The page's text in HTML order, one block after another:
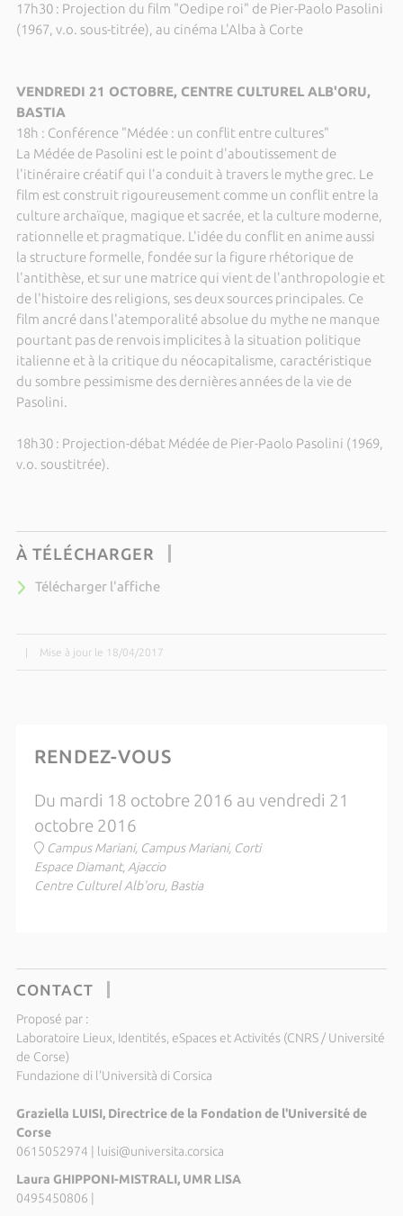
17h30 : Projection du film "Oedipe roi" de Pier-Paolo Pasolini
(1967, v.o. sous-titrée), au cinéma L'Alba à Corte
VENDREDI 21 OCTOBRE, CENTRE CULTUREL ALB'ORU,
BASTIA
18h : Conférence "Médée : un conflit entre cultures"
La Médée de Pasolini est le point d'aboutissement de
l'itinéraire créatif qui l'a conduit à travers le mythe grec. Le
film est construit rigoureusement comme un conflit entre la
culture archaïque, magique et sacrée, et la culture moderne,
rationnelle et pragmatique. L'idée du conflit en anime aussi
la structure formelle, fondée sur la figure rhétorique de
l'antithèse, et sur une matrice qui vient de l'anthropologie et
de l'histoire des religions, ses deux sources principales. Ce
film ancré dans l'atemporalité absolue du mythe ne manque
pourtant pas de renvois implicites à la situation politique
italienne et à la critique du néocapitalisme, caractéristique
du sombre pessimisme des dernières années de la vie de
Pasolini.
18h30 : Projection-débat Médée de Pier-Paolo Pasolini (1969,
v.o. soustitrée).
À TÉLÉCHARGER
Télécharger l'affiche
Mise à jour le 18/04/2017
RENDEZ-VOUS
Du mardi 18 octobre 2016 au vendredi 21
octobre 2016
Campus Mariani, Campus Mariani, Corti
Espace Diamant, Ajaccio
Centre Culturel Alb'oru, Bastia
CONTACT
Proposé par :
Laboratoire Lieux, Identités, eSpaces et Activités (CNRS / Université
de Corse)
Fundazione di l'Università di Corsica
Graziella LUISI, Directrice de la Fondation de l'Université de
Corse
0615052974 | luisi@universita.corsica
Laura GHIPPONI-MISTRALI, UMR LISA
0495450806 |